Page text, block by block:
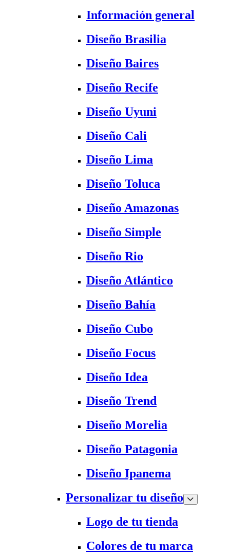
Información general
Diseño Brasilia
Diseño Baires
Diseño Recife
Diseño Uyuni
Diseño Cali
Diseño Lima
Diseño Toluca
Diseño Amazonas
Diseño Simple
Diseño Rio
Diseño Atlántico
Diseño Bahía
Diseño Cubo
Diseño Focus
Diseño Idea
Diseño Trend
Diseño Morelia
Diseño Patagonia
Diseño Ipanema
Personalizar tu diseño
Logo de tu tienda
Colores de tu marca